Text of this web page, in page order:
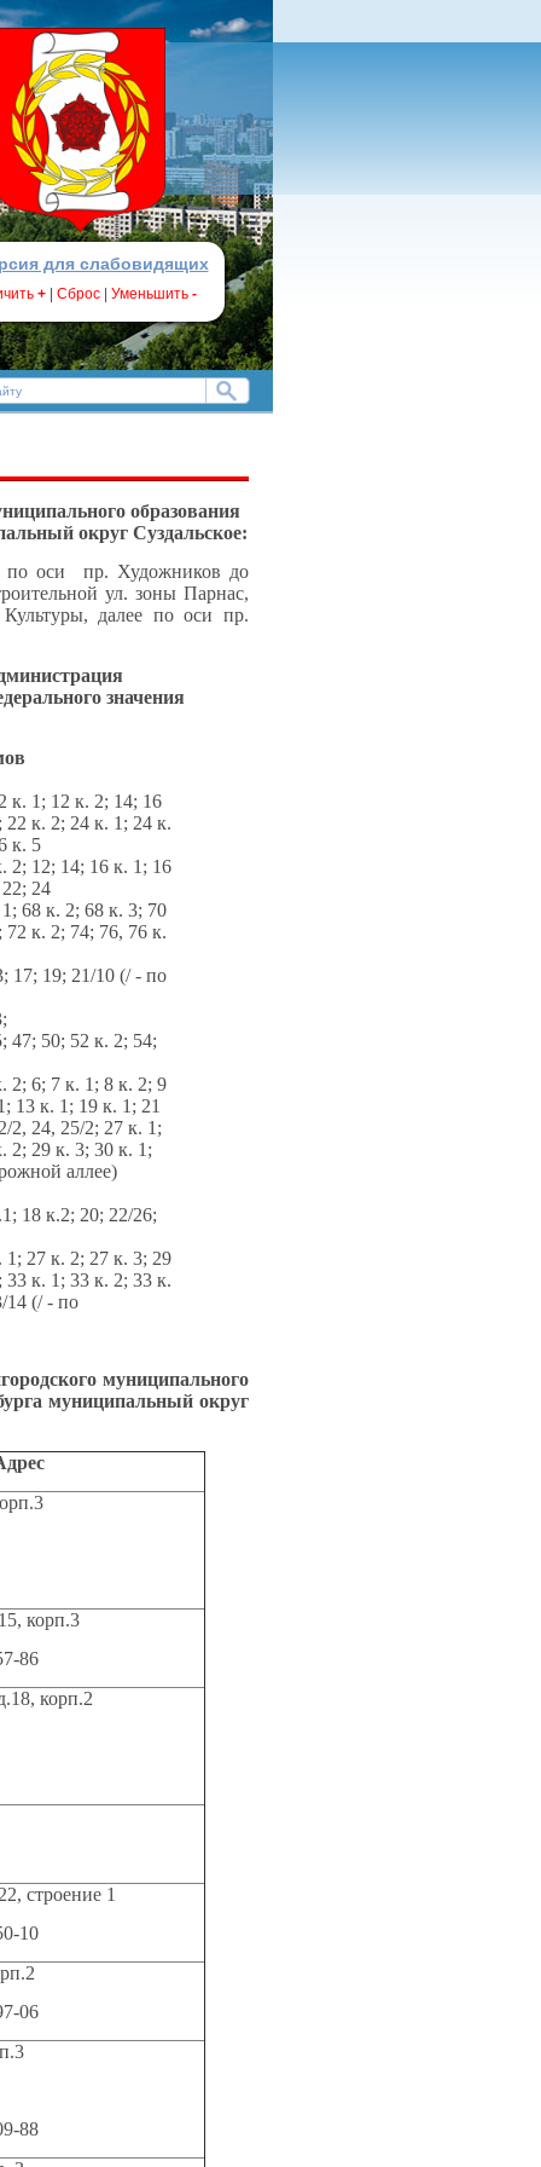
для слабовидящих
+ Сброс Уменьшить -
образования
округ Суздальское:
по оси пр. Художников до
ул. зоны Парнас,
далее по оси пр.
значения
к. 1; 12 к. 2; 14; 16
к. 2; 24 к. 1; 24 к.
к. 5
2; 12; 14; 16 к. 1; 16
24
68 к. 2; 68 к. 3; 70
к. 2; 74; 76, 76 к.
17; 19; 21/10 (/ - по
47; 50; 52 к. 2; 54;
2; 6; 7 к. 1; 8 к. 2; 9
13 к. 1; 19 к. 1; 21
2, 24, 25/2; 27 к. 1;
2; 29 к. 3; 30 к. 1;
аллее)
18 к.2; 20; 22/26;
1; 27 к. 2; 27 к. 3; 29
к. 1; 33 к. 2; 33 к.
14 (/ - по
муниципального
муниципальный округ
корп.3
86
корп.2
строение 1
10
06
88